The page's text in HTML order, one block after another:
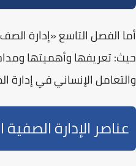
أما الفصل التاسع«إدارة
حيث: تعريفها وأهميتها
والتعامل الإنساني في إدارة
عناصر الإدارة الصفية